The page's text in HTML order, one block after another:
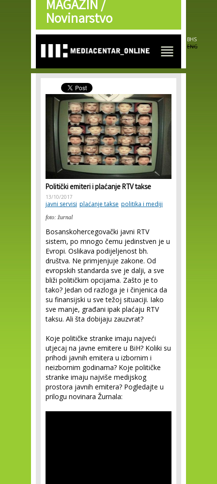
Skip to
main
content
MAGAZIN /
Novinarstvo
BHS
ENG
Politički emiteri i plaćanje RTV takse
13/10/2017
javni servisi plaćanje takse politika i mediji
foto: žurnal
Bosanskohercegovački javni RTV
sistem, po mnogo čemu jedinstven je u
Evropi. Oslikava podijeljenost bh.
društva. Ne primjenjuje zakone. Od
evropskih standarda sve je dalji, a sve
bliži političkim opcijama. Zašto je to
tako? Jedan od razloga je i činjenica da
su finansijski u sve težoj situaciji. Iako
sve manje, građani ipak plaćaju RTV
taksu. Ali šta dobijaju zauzvrat?
Koje političke stranke imaju najveći
utjecaj na javne emitere u BiH? Koliki su
prihodi javnih emitera u izbornim i
neizbornim godinama? Koje političke
stranke imaju najviše medijskog
prostora javnih emitera? Pogledajte u
prilogu novinara Žurnala: